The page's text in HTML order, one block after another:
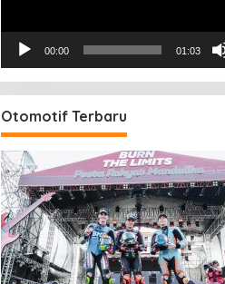
00:00 01:03
Otomotif Terbaru